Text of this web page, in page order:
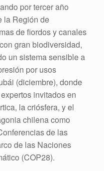
por tercer año
la Región de
de fiordos y canales
gran biodiversidad,
un sistema sensible a
por usos
(diciembre), donde
invitados en
la criósfera, y el
chilena como
de las
de las Naciones
(COP28).